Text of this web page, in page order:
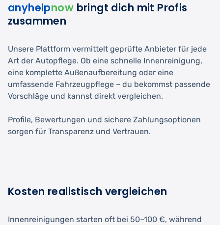
anyhelpnow bringt dich mit Profis
zusammen
Unsere Plattform vermittelt geprüfte Anbieter für jede
Art der Autopflege. Ob eine schnelle Innenreinigung,
eine komplette Außenaufbereitung oder eine
umfassende Fahrzeugpflege – du bekommst passende
Vorschläge und kannst direkt vergleichen.
Profile, Bewertungen und sichere Zahlungsoptionen
sorgen für Transparenz und Vertrauen.
Kosten realistisch vergleichen
Innenreinigungen starten oft bei 50–100 €, während